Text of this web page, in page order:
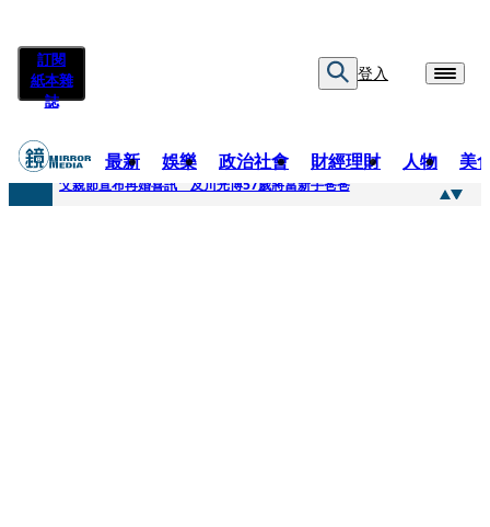
訂閱
紙本雜
誌
登入
最新 娛樂 政治社會 財經理財 人物 美
快訊
父親節宣布再婚喜訊 及川光博57歲將當新手爸爸